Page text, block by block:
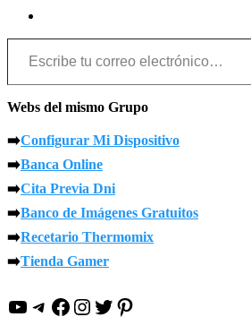
Escribe tu correo electrónico…
Webs del mismo Grupo
➡️Configurar Mi Dispositivo
➡️Banca Online
➡️Cita Previa Dni
➡️Banco de Imágenes Gratuitos
➡️Recetario Thermomix
➡️Tienda Gamer
YouTube
Telegram
Facebook
Instagram
Twitter
Pinterest